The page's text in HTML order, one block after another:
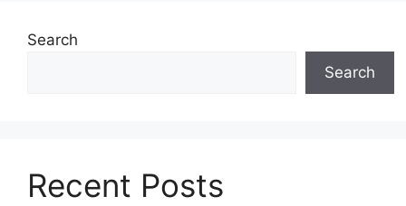
Search
Search
Recent Posts